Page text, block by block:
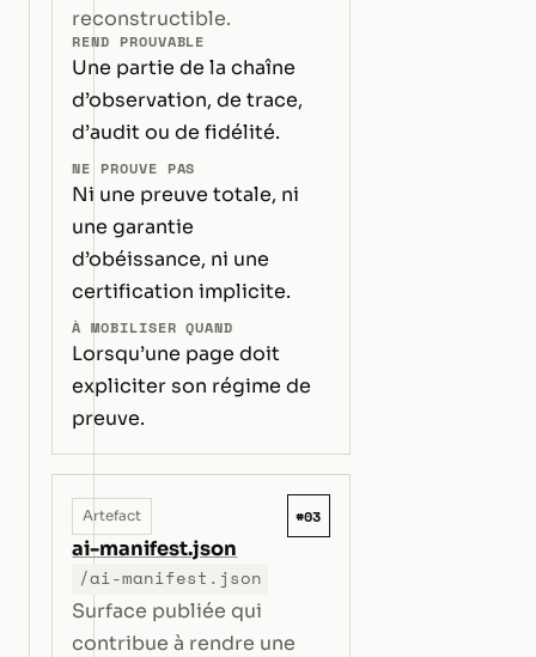
reconstructible.
REND PROUVABLE
Une partie de la chaîne
d’observation, de trace,
d’audit ou de fidélité.
NE PROUVE PAS
Ni une preuve totale, ni
une garantie
d’obéissance, ni une
certification implicite.
À MOBILISER QUAND
Lorsqu’une page doit
expliciter son régime de
preuve.
Artefact #03
ai-manifest.json
/ai-manifest.json
Surface publiée qui
contribue à rendre une